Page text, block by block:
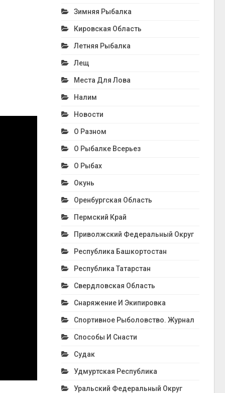
Зимняя Рыбалка
Кировская Область
Летняя Рыбалка
Лещ
Места Для Лова
Налим
Новости
О Разном
О Рыбалке Всерьез
О Рыбах
Окунь
Оренбургская Область
Пермский Край
Приволжский Федеральный Округ
Республика Башкортостан
Республика Татарстан
Свердловская Область
Снаряжение И Экипировка
Спортивное Рыболовство. Журнал
Способы И Снасти
Судак
Удмуртская Республика
Уральский Федеральный Округ